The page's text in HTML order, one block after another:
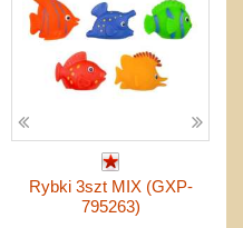
Rybki 3szt MIX (GXP-
795263)